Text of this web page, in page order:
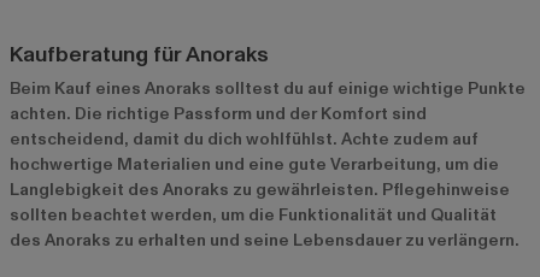
Kaufberatung für Anoraks
Beim Kauf eines Anoraks solltest du auf einige wichtige Punkte
achten. Die richtige Passform und der Komfort sind
entscheidend, damit du dich wohlfühlst. Achte zudem auf
hochwertige Materialien und eine gute Verarbeitung, um die
Langlebigkeit des Anoraks zu gewährleisten. Pflegehinweise
sollten beachtet werden, um die Funktionalität und Qualität
des Anoraks zu erhalten und seine Lebensdauer zu verlängern.